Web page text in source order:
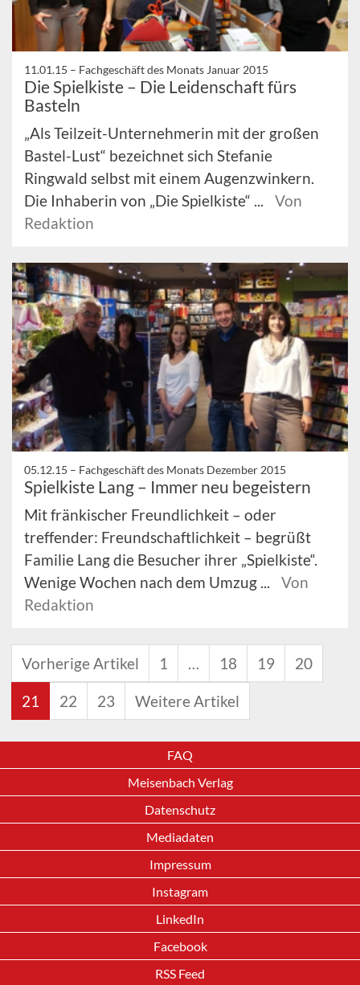
11.01.15 – Fachgeschäft des Monats Januar 2015
Die Spielkiste – Die Leidenschaft fürs
Basteln
„Als Teilzeit-Unternehmerin mit der großen
Bastel-Lust“ bezeichnet sich Stefanie
Ringwald selbst mit einem Augenzwinkern.
Die Inhaberin von „Die Spielkiste“ ...
Von
Redaktion
05.12.15 – Fachgeschäft des Monats Dezember 2015
Spielkiste Lang – Immer neu begeistern
Mit fränkischer Freundlichkeit – oder
treffender: Freundschaftlichkeit – begrüßt
Familie Lang die Besucher ihrer „Spielkiste“.
Wenige Wochen nach dem Umzug ...
Von
Redaktion
Vorherige Artikel 1 … 18 19 20
21 22 23 Weitere Artikel
FAQ
Meisenbach Verlag
Datenschutz
Mediadaten
Impressum
Instagram
LinkedIn
Facebook
RSS Feed